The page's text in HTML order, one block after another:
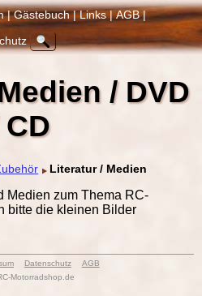
Gäste­buch Links
AGB
/ DVD
CD
Literatur / Medien
Medien zum Thema RC-
bitte die kleinen Bilder
Datenschutz
AGB
Motorradshop.de